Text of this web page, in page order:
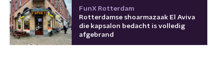
FunX Rotterdam
Rotterdamse shoarmazaak El Aviva
die kapsalon bedacht is volledig
afgebrand